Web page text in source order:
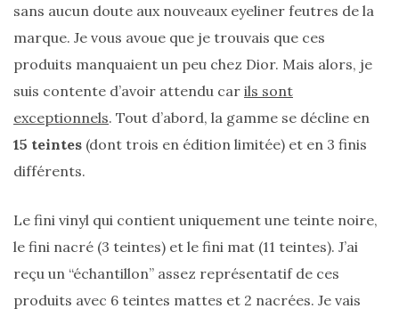
sans aucun doute aux nouveaux eyeliner feutres de la
marque. Je vous avoue que je trouvais que ces
produits manquaient un peu chez Dior. Mais alors, je
suis contente d’avoir attendu car ils sont
exceptionnels. Tout d’abord, la gamme se décline en
15 teintes (dont trois en édition limitée) et en 3 finis
différents.
Le fini vinyl qui contient uniquement une teinte noire,
le fini nacré (3 teintes) et le fini mat (11 teintes). J’ai
reçu un “échantillon” assez représentatif de ces
produits avec 6 teintes mattes et 2 nacrées. Je vais